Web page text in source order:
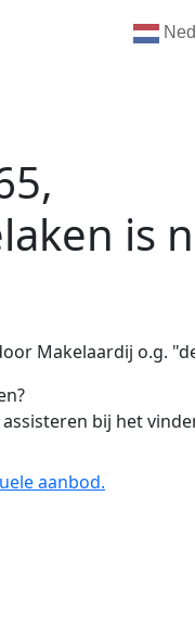
is
Makelaardij o.g.
bij het
aanbod.